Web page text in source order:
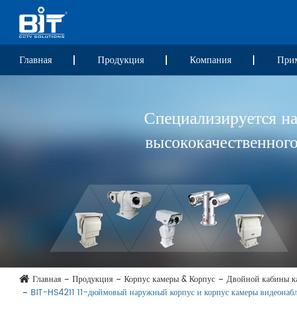
Главная Продукция Компания
Специализируется
Главная Продукция Корпус камеры & Корпус
Двойной кабины
BIT-HS4211 11-дюймовый наружный корпус и корпус камеры